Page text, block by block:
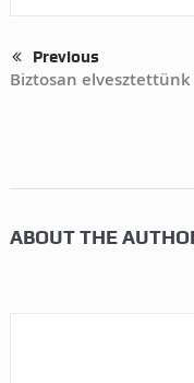
Previous
Biztosan elvesztettünk
ABOUT THE